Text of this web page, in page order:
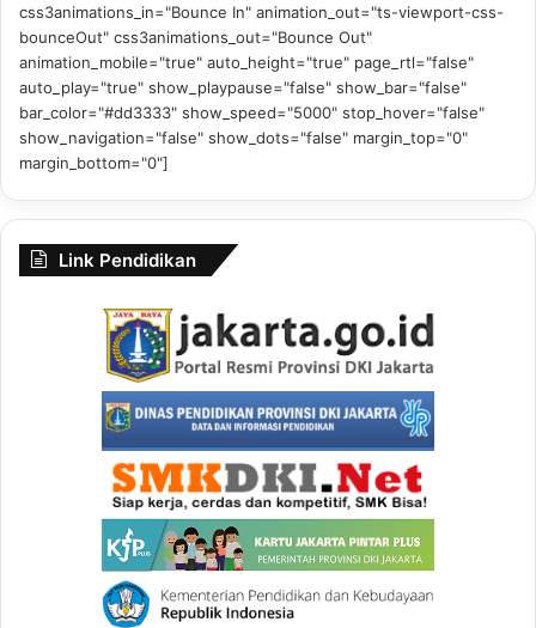
css3animations_in="Bounce In" animation_out="ts-viewport-css-
bounceOut" css3animations_out="Bounce Out"
animation_mobile="true" auto_height="true" page_rtl="false"
auto_play="true" show_playpause="false" show_bar="false"
bar_color="#dd3333" show_speed="5000" stop_hover="false"
show_navigation="false" show_dots="false" margin_top="0"
margin_bottom="0"]
Link Pendidikan